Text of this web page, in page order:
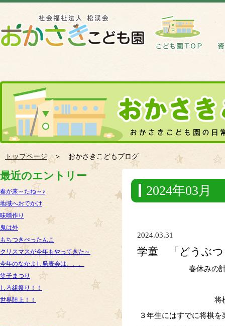
トップページ ＞ おかさきこどもブログ
2024年03月
2024.03.31
学童 「どうぶつ
春休みの
将
３年生にはすでに将棋
最近のエントリー
春が来～たね～♪
地域へおでかけ
味噌作り
鬼は外
もちつきぺったんこ
クリスマスが今年もやってきた～
今年のなかよし発表会は、、、
笠子まつり
しろ組祭り！！
世界陸上！！